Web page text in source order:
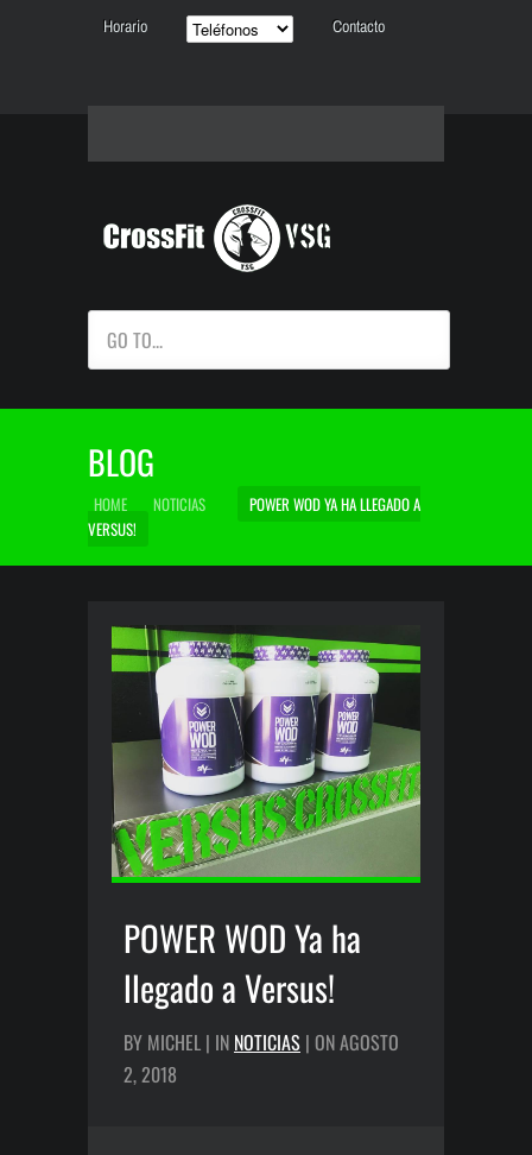
Horario Contacto
GO TO...
BLOG
HOME NOTICIAS
POWER WOD YA HA LLEGADO A
VERSUS!
POWER WOD Ya ha
llegado a Versus!
BY MICHEL | IN NOTICIAS | ON AGOSTO
2, 2018